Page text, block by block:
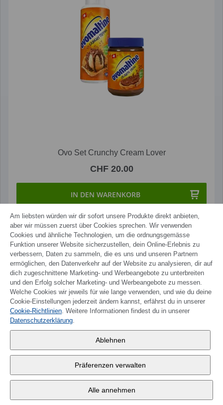
Ovo Set Crunchy Cream Lover
CHF 20.00
IN DEN WARENKORB
Am liebsten würden wir dir sofort unsere Produkte direkt anbieten,
aber wir müssen zuerst über Cookies sprechen. Wir verwenden
Cookies und ähnliche Technologien, um die ordnungsgemässe
Funktion unserer Website sicherzustellen, dein Online-Erlebnis zu
verbessern, Daten zu sammeln, die es uns und unseren Partnern
ermöglichen, den Datenverkehr auf der Website zu analysieren, dir auf
dich zugeschnittene Marketing- und Werbeangebote zu unterbreiten
und den Erfolg solcher Marketing- und Werbeangebote zu messen.
Welche Cookies wir jeweils für wie lange verwenden, und wie du deine
Cookie-Einstellungen jederzeit ändern kannst, erfährst du in unserer
Cookie-Richtlinien. Weitere Informationen findest du in unserer
Datenschutzerklärung.
Ablehnen
Präferenzen verwalten
Alle annehmen